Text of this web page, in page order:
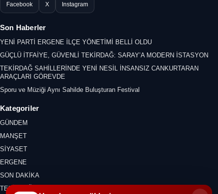
Facebook X Instagram
Son Haberler
YENİ PARTİ ERGENE İLÇE YÖNETİMİ BELLİ OLDU
GÜÇLÜ İTFAİYE, GÜVENLİ TEKİRDAĞ: SARAY’A MODERN İSTASYON
TEKİRDAĞ SAHİLLERİNDE YENİ NESİL İNSANSIZ CANKURTARAN
ARAÇLARI GÖREVDE
Sporu ve Müziği Aynı Sahilde Buluşturan Festival
Kategoriler
GÜNDEM
MANŞET
SİYASET
ERGENE
SON DAKİKA
TEKİRDAĞ